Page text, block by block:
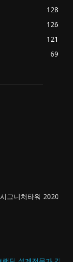
128
126
121
69
그니처타워 2020